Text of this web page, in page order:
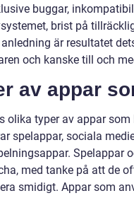
buggar,
brist på
är resultatet
och kanske till och
av appar
olika typer av appar
spelappar, sociala
Spelappar
med tanke på att de
smidigt. Appar som